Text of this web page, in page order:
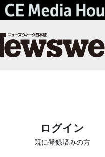
ログイン
既に登録済みの方